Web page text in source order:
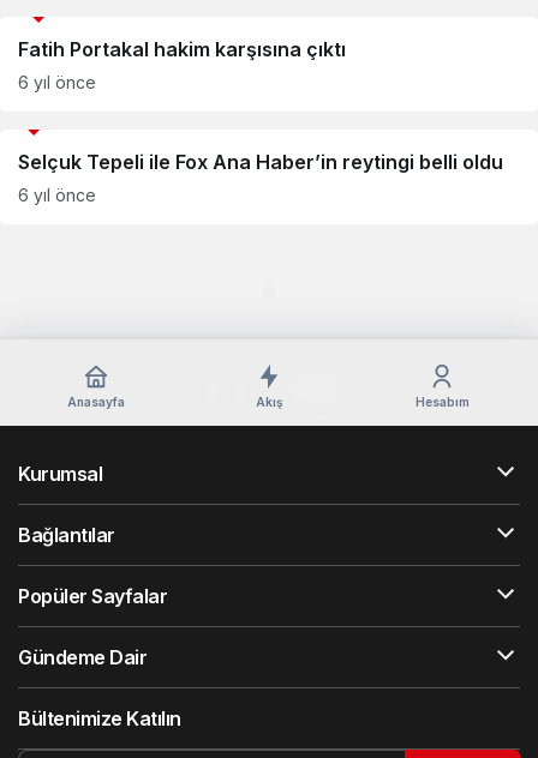
Fatih Portakal hakim karşısına çıktı
6 yıl önce
Selçuk Tepeli ile Fox Ana Haber’in reytingi belli oldu
6 yıl önce
Anasayfa Akış Hesabım
Kurumsal
Bağlantılar
Popüler Sayfalar
Gündeme Dair
Bültenimize Katılın